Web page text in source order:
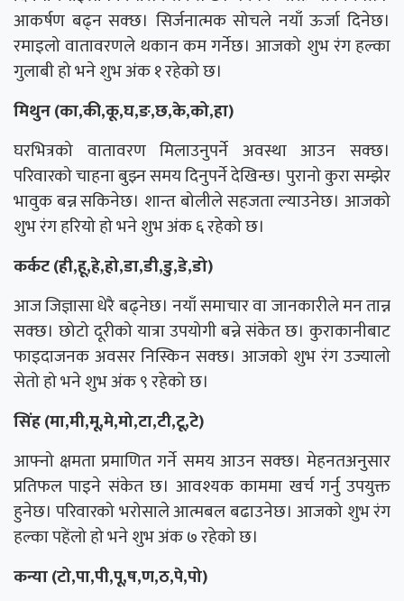
आकर्षण बढ्न सक्छ। सिर्जनात्मक सोचले नयाँ ऊर्जा दिनेछ।
रमाइलो वातावरणले थकान कम गर्नेछ। आजको शुभ रंग हल्का
गुलाबी हो भने शुभ अंक १ रहेको छ।
मिथुन (का,की,कू,घ,ङ,छ,के,को,हा)
घरभित्रको वातावरण मिलाउनुपर्ने अवस्था आउन सक्छ।
परिवारको चाहना बुझ्न समय दिनुपर्ने देखिन्छ। पुरानो कुरा सम्झेर
भावुक बन्न सकिनेछ। शान्त बोलीले सहजता ल्याउनेछ। आजको
शुभ रंग हरियो हो भने शुभ अंक ६ रहेको छ।
कर्कट (ही,हू,हे,हो,डा,डी,डु,डे,डो)
आज जिज्ञासा धेरै बढ्नेछ। नयाँ समाचार वा जानकारीले मन तान्न
सक्छ। छोटो दूरीको यात्रा उपयोगी बन्ने संकेत छ। कुराकानीबाट
फाइदाजनक अवसर निस्किन सक्छ। आजको शुभ रंग उज्यालो
सेतो हो भने शुभ अंक ९ रहेको छ।
सिंह (मा,मी,मू,मे,मो,टा,टी,टू,टे)
आफ्नो क्षमता प्रमाणित गर्ने समय आउन सक्छ। मेहनतअनुसार
प्रतिफल पाइने संकेत छ। आवश्यक काममा खर्च गर्नु उपयुक्त
हुनेछ। परिवारको भरोसाले आत्मबल बढाउनेछ। आजको शुभ रंग
हल्का पहेंलो हो भने शुभ अंक ७ रहेको छ।
कन्या (टो,पा,पी,पू,ष,ण,ठ,पे,पो)